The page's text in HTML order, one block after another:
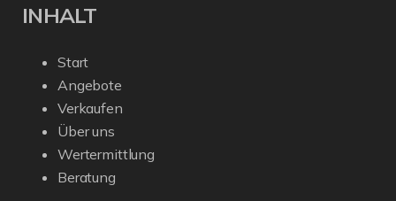
INHALT
Start
Angebote
Verkaufen
Über uns
Wertermittlung
Beratung